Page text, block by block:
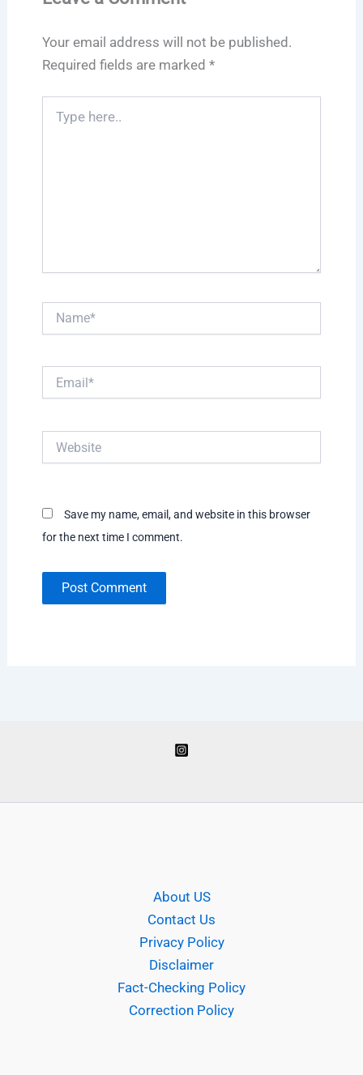
Your email address will not be published.
Required fields are marked *
here..
Save my name, email, and website in this browser
for the next time I comment.
About US
Contact Us
Privacy Policy
Disclaimer
Fact-Checking Policy
Correction Policy